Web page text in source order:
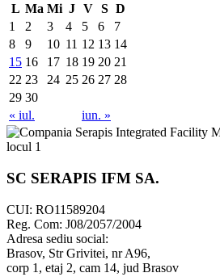
L Ma Mi J V S D
« iul. iun. »
1 2 3 4 5 6
7
8
9 10 11 12 13 14
15 16 17 18 19 20 21
22 23 24 25 26 27 28
29 30
SC SERAPIS IFM SA.
CUI: RO11589204
Reg. Com: J08/2057/2004
Adresa sediu social:
Brasov, Str Grivitei, nr A96,
corp 1, etaj 2, cam 14, jud Brasov